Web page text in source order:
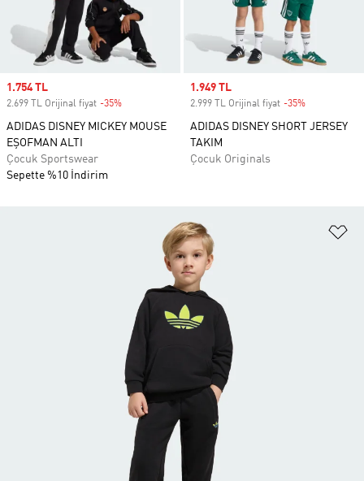
Sale price
1.754 TL
2.699 TL Orijinal fiyat -35%
ADIDAS DISNEY MICKEY MOUSE
EŞOFMAN ALTI
Çocuk Sportswear
Sepette %10 İndirim
Sale price
1.949 TL
2.999 TL Orijinal fiyat -35%
ADIDAS DISNEY SHORT JERSEY
TAKIM
Çocuk Originals